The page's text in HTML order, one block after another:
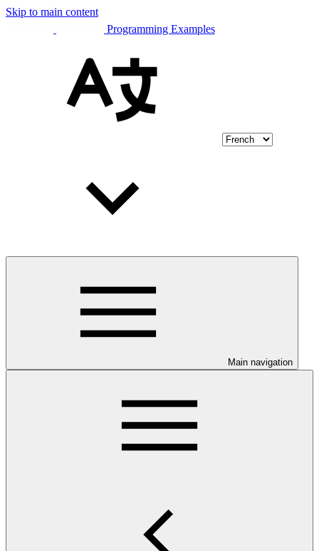
Skip to main content
Programming Examples
Main navigation